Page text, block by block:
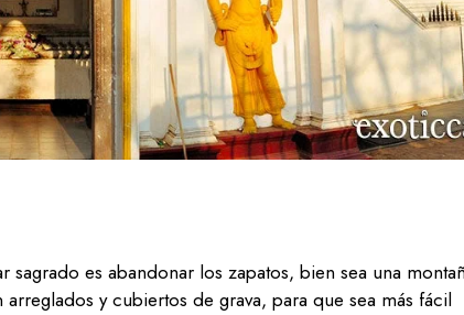
es abandonar los zapatos, bien sea una
y cubiertos de grava, para que sea más fácil